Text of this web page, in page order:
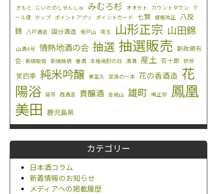
きもと にいだのしぜんしゅ みむろ杉 オオセト カウントダウン
ク
ール便
ホップ ポイントアプリ ポイントカード 七賢 価格改正
八反
錦
八戸酒造 国分酒造 坂戸山 埼玉 山形正宗 山田錦
山酒4号 情熱地酒の会 抽選 抽選販売 新政頒布
会
新規取扱 新規銘柄 春酒 本格焼酎の日 清酒 産土 百十郎 研修
笑四季 純米吟醸 美冨久 至高の一本 花の香酒造 花
陽浴
袋吊 西酒造 貴醸酒 金城山 雄町 鳩正宗
鳳凰
美田
鹿児島県
カテゴリー
日本酒コラム
新着情報のお知らせ
メディアへの掲載履歴